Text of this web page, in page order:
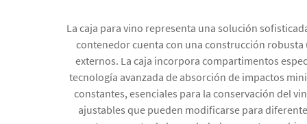
La caja para vino representa una solución
contenedor cuenta con una construcción
externos. La caja incorpora compartimentos
tecnología avanzada de absorción de impactos
constantes, esenciales para la conservación del
ajustables que pueden modificarse para